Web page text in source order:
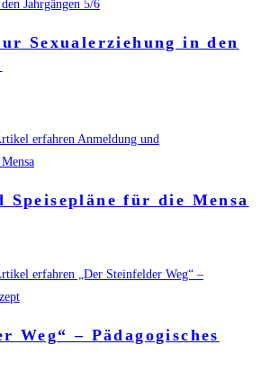
Sexualerziehung in den
Speisepläne für die Mensa
Weg“ – Pädagogisches